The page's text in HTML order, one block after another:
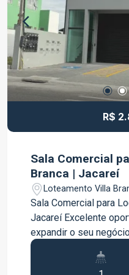
excelente opção para
comercial bem
seu negócio. Entre em contato para mais
informações e agende
R$
Sala Comercial
Branca | Jacareí
Loteamento Villa
Sala Comercial para
Jacareí Excelente oportunidade para instalar ou
expandir o seu
mais valorizadas de Jacareí. O imóvel
m² de área,